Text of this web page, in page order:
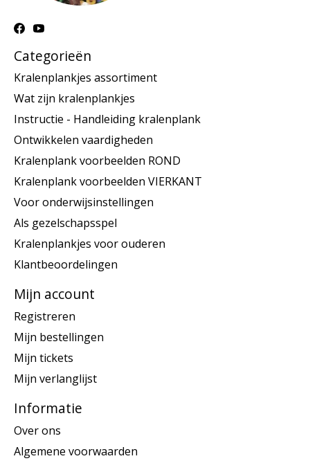
Categorieën
Kralenplankjes assortiment
Wat zijn kralenplankjes
Instructie - Handleiding kralenplank
Ontwikkelen vaardigheden
Kralenplank voorbeelden ROND
Kralenplank voorbeelden VIERKANT
Voor onderwijsinstellingen
Als gezelschapsspel
Kralenplankjes voor ouderen
Klantbeoordelingen
Mijn account
Registreren
Mijn bestellingen
Mijn tickets
Mijn verlanglijst
Informatie
Over ons
Algemene voorwaarden